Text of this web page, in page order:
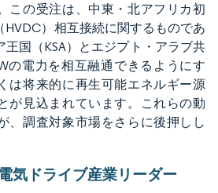
この受注は、中東・北アフリカ初
HVDC）相互接続に関するものであ
王国（KSA）とエジプト・アラブ共
の電力を相互融通できるようにす
は将来的に再生可能エネルギー源
が見込まれています。これらの動
、調査対象市場をさらに後押しし
気ドライブ産業リーダー